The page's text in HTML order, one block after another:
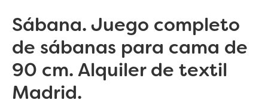
Sábana. Juego completo
de sábanas para cama de
90 cm. Alquiler de textil
Madrid.